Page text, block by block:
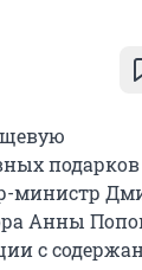
министр
Анны
с